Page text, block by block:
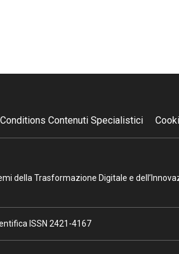
Contenuti Specialistici
della Trasformazione Digitale e
ISSN 2421-4167